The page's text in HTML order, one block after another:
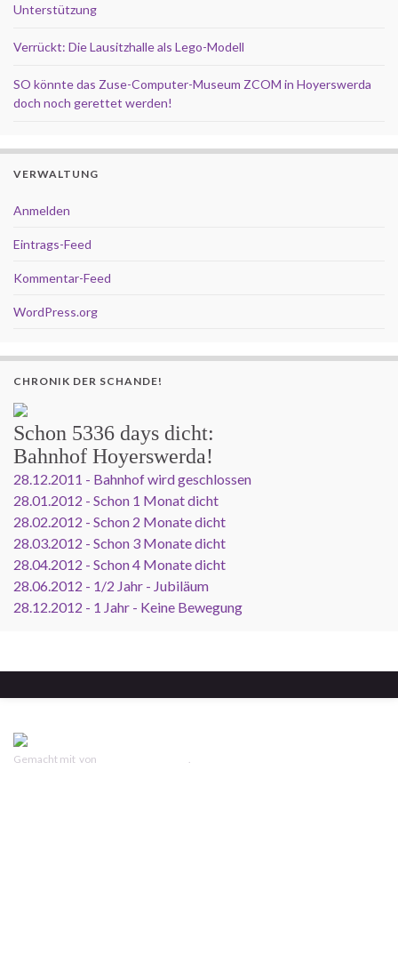
Unterstützung
Verrückt: Die Lausitzhalle als Lego-Modell
SO könnte das Zuse-Computer-Museum ZCOM in Hoyerswerda
doch noch gerettet werden!
VERWALTUNG
Anmelden
Eintrags-Feed
Kommentar-Feed
WordPress.org
CHRONIK DER SCHANDE!
Schon 5336 days dicht:
Bahnhof Hoyerswerda!
28.12.2011 - Bahnhof wird geschlossen
28.01.2012 - Schon 1 Monat dicht
28.02.2012 - Schon 2 Monate dicht
28.03.2012 - Schon 3 Monate dicht
28.04.2012 - Schon 4 Monate dicht
28.06.2012 - 1/2 Jahr - Jubiläum
28.12.2012 - 1 Jahr - Keine Bewegung
Gemacht mit von .